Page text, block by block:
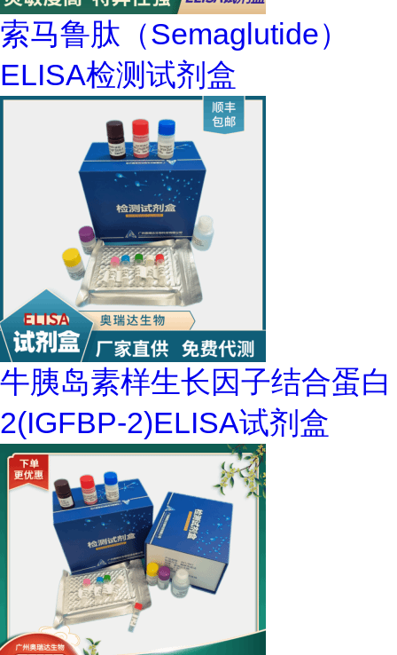
索马鲁肽（Semaglutide）
ELISA检测试剂盒
牛胰岛素样生长因子结合蛋白
2(IGFBP-2)ELISA试剂盒